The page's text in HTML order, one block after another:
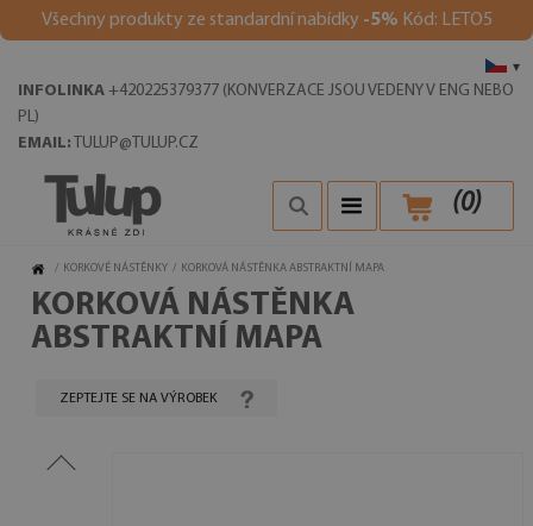
Všechny produkty ze standardní nabídky -5% Kód: LETO5
▾
INFOLINKA +420225379377 (KONVERZACE JSOU VEDENY V ENG NEBO
PL)
EMAIL: TULUP@TULUP.CZ
(0)
/ KORKOVÉ NÁSTĚNKY / KORKOVÁ NÁSTĚNKA ABSTRAKTNÍ MAPA
KORKOVÁ NÁSTĚNKA
ABSTRAKTNÍ MAPA
ZEPTEJTE SE NA VÝROBEK